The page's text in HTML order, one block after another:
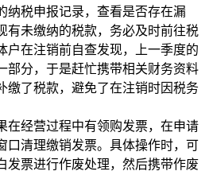
纳税申报记录，查看是否存在漏
有未缴纳的税款，务必及时前往税
户在注销前自查发现，上一季度的
部分，于是赶忙携带相关财务资料
缴了税款，避免了在注销时因税务
在经营过程中有领购发票，在申请
口清理缴销发票。具体操作时，可
发票进行作废处理，然后携带作废